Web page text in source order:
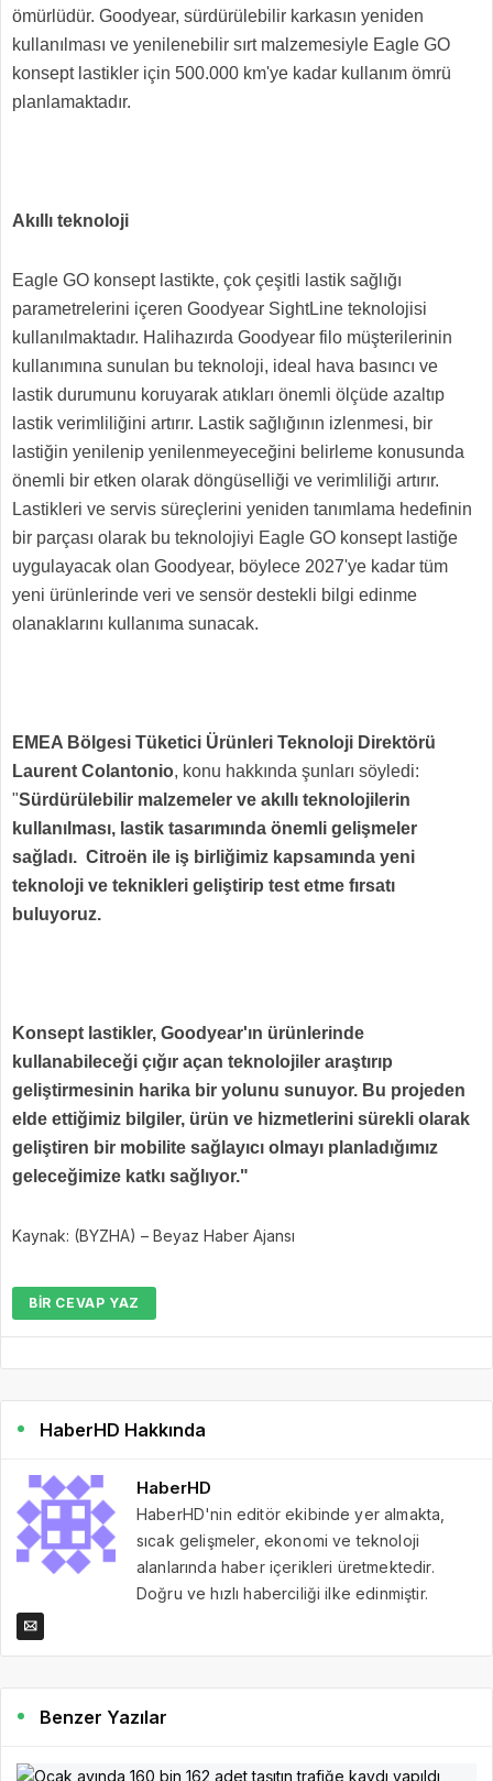
ömürlüdür. Goodyear, sürdürülebilir karkasın yeniden
kullanılması ve yenilenebilir sırt malzemesiyle Eagle GO
konsept lastikler için 500.000 km'ye kadar kullanım ömrü
planlamaktadır.
Akıllı teknoloji
Eagle GO konsept lastikte, çok çeşitli lastik sağlığı
parametrelerini içeren Goodyear SightLine teknolojisi
kullanılmaktadır. Halihazırda Goodyear filo müşterilerinin
kullanımına sunulan bu teknoloji, ideal hava basıncı ve
lastik durumunu koruyarak atıkları önemli ölçüde azaltıp
lastik verimliliğini artırır. Lastik sağlığının izlenmesi, bir
lastiğin yenilenip yenilenmeyeceğini belirleme konusunda
önemli bir etken olarak döngüselliği ve verimliliği artırır.
Lastikleri ve servis süreçlerini yeniden tanımlama hedefinin
bir parçası olarak bu teknolojiyi Eagle GO konsept lastiğe
uygulayacak olan Goodyear, böylece 2027'ye kadar tüm
yeni ürünlerinde veri ve sensör destekli bilgi edinme
olanaklarını kullanıma sunacak.
EMEA Bölgesi Tüketici Ürünleri Teknoloji Direktörü
Laurent Colantonio, konu hakkında şunları söyledi:
"Sürdürülebilir malzemeler ve akıllı teknolojilerin
kullanılması, lastik tasarımında önemli gelişmeler
sağladı. Citroën ile iş birliğimiz kapsamında yeni
teknoloji ve teknikleri geliştirip test etme fırsatı
buluyoruz.
Konsept lastikler, Goodyear'ın ürünlerinde
kullanabileceği çığır açan teknolojiler araştırıp
geliştirmesinin harika bir yolunu sunuyor. Bu projeden
elde ettiğimiz bilgiler, ürün ve hizmetlerini sürekli olarak
geliştiren bir mobilite sağlayıcı olmayı planladığımız
geleceğimize katkı sağlıyor."
Kaynak: (BYZHA) – Beyaz Haber Ajansı
BIR CEVAP YAZ
HaberHD Hakkında
HaberHD
HaberHD'nin editör ekibinde yer almakta,
sıcak gelişmeler, ekonomi ve teknoloji
alanlarında haber içerikleri üretmektedir.
Doğru ve hızlı haberciliği ilke edinmiştir.
Benzer Yazılar